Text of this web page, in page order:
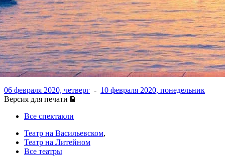
Шесть городских театров
бесплатно покажут эскизы
спектаклей по текстам
Володина
06 февраля 2020, четверг - 10 февраля 2020, понедельник
Версия для печати
Все спектакли
Театр на Васильевском,
Театр на Литейном
Все театры